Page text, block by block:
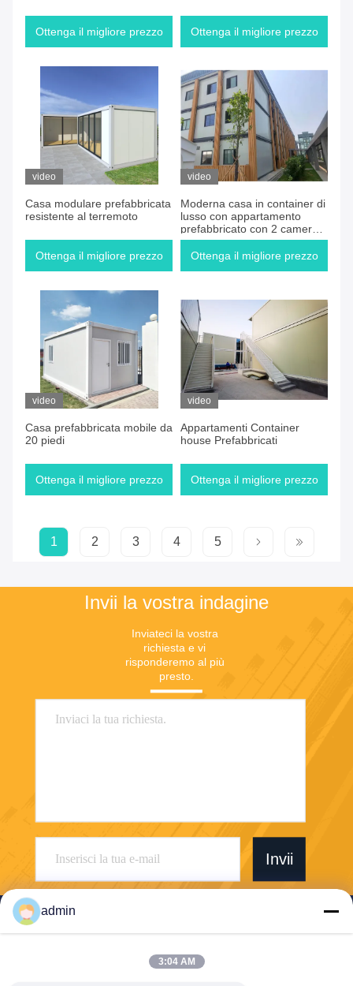
Ottenga il migliore prezzo Ottenga il migliore prezzo
video
Casa modulare prefabbricata
resistente al terremoto
Ottenga il migliore prezzo
video
Moderna casa in container di
lusso con appartamento
prefabbricato con 2 camere
da letto
Ottenga il migliore prezzo
video
Casa prefabbricata mobile da
20 piedi
Ottenga il migliore prezzo
video
Appartamenti Container
house Prefabbricati
Ottenga il migliore prezzo
1 2 3 4 5
Invii la vostra indagine
Inviateci la vostra
richiesta e vi
risponderemo al più
presto.
Invii
admin
3:04 AM